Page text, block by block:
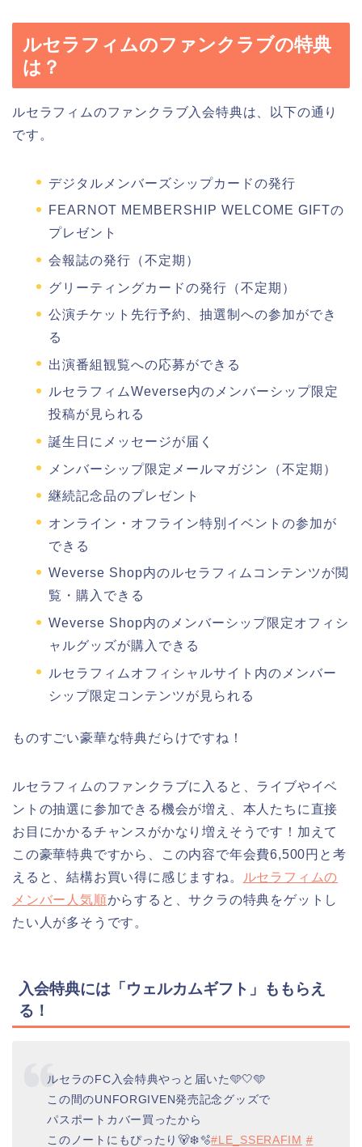
ルセラフィムのファンクラブの特典
は？
ルセラフィムのファンクラブ入会特典は、以下の通り
です。
デジタルメンバーズシップカードの発行
FEARNOT MEMBERSHIP WELCOME GIFTの
プレゼント
会報誌の発行（不定期）
グリーティングカードの発行（不定期）
公演チケット先行予約、抽選制への参加ができ
る
出演番組観覧への応募ができる
ルセラフィムWeverse内のメンバーシップ限定
投稿が見られる
誕生日にメッセージが届く
メンバーシップ限定メールマガジン（不定期）
継続記念品のプレゼント
オンライン・オフライン特別イベントの参加が
できる
Weverse Shop内のルセラフィムコンテンツが閲
覧・購入できる
Weverse Shop内のメンバーシップ限定オフィシ
ャルグッズが購入できる
ルセラフィムオフィシャルサイト内のメンバー
シップ限定コンテンツが見られる
ものすごい豪華な特典だらけですね！
ルセラフィムのファンクラブに入ると、ライブやイベ
ントの抽選に参加できる機会が増え、本人たちに直接
お目にかかるチャンスがかなり増えそうです！加えて
この豪華特典ですから、この内容で年会費6,500円と考
えると、結構お買い得に感じますね。
ルセラフィムの
メンバー人気順からすると、サクラの特典をゲットし
たい人が多そうです。
入会特典には「ウェルカムギフト」ももらえ
る！
ルセラのFC入会特典やっと届いた🩵🤍🩵
この間のUNFORGIVEN発売記念グッズで
パスポートカバー買ったから
このノートにもぴったり🐻‍❄️🫧#LE_SSERAFIM #